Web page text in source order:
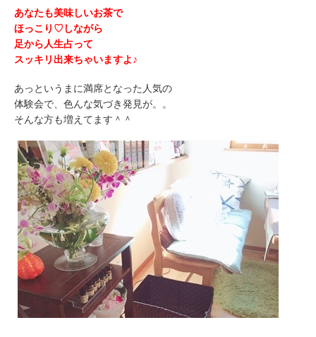
あなたも美味しいお茶で
ほっこり♡しながら
足から人生占って
スッキリ出来ちゃいますよ♪
あっというまに満席となった人気の
体験会で、色んな気づき発見が。。
そんな方も増えてます＾＾